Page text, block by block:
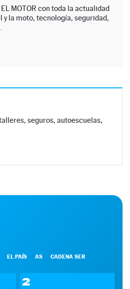
MOTOR con toda la actualidad
y la moto, tecnología, seguridad,
seguros, autoescuelas,
EL PAÍS AS CADENA SER
2